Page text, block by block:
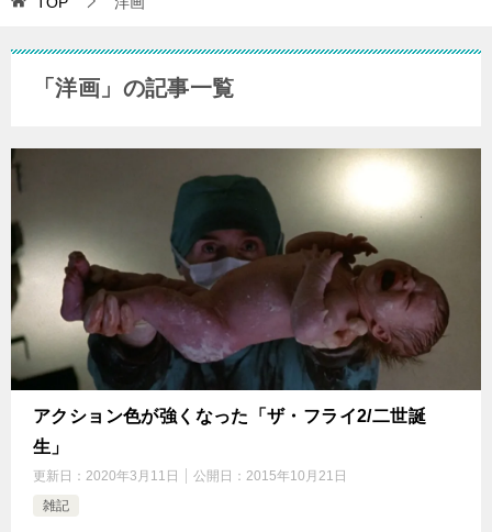
「洋画」の記事一覧
アクション色が強くなった「ザ・フライ2/二世誕
生」
更新日： 2020年3月11日 公開日： 2015年10月21日
雑記